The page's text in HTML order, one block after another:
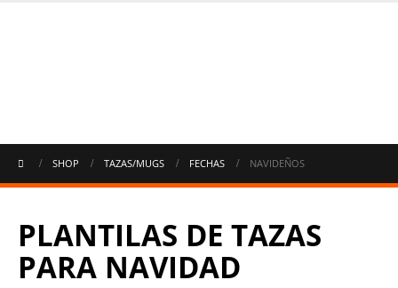
SHOP TAZAS/MUGS FECHAS NAVIDEÑOS
PLANTILAS DE TAZAS
PARA NAVIDAD